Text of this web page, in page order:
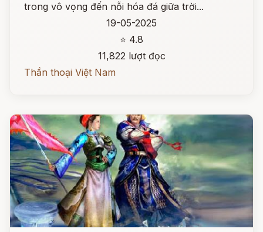
trong vô vọng đến nỗi hóa đá giữa trời...
19-05-2025
⭐ 4.8
11,822 lượt đọc
Thần thoại Việt Nam